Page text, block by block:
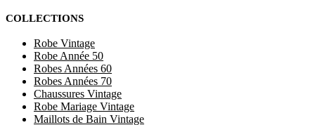
COLLECTIONS
Robe Vintage
Robe Année 50
Robes Années 60
Robes Années 70
Chaussures Vintage
Robe Mariage Vintage
Maillots de Bain Vintage